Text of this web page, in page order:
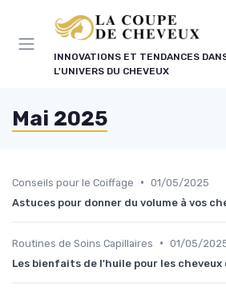
INNOVATIONS ET TENDANCES
L'UNIVERS DU CHEVEUX
Mai 2025
Conseils pour le Coiffage • 01/05/2025
Astuces pour donner du volume à vos
Routines de Soins Capillaires • 01/05/
Les bienfaits de l'huile pour les cheveux